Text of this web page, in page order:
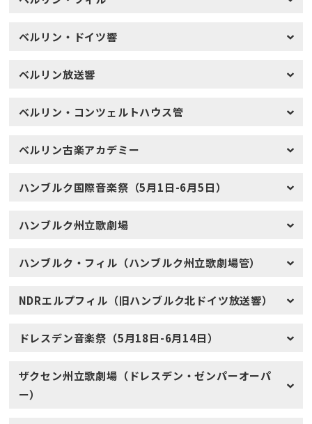
ベルリン・ドイツ響
ベルリン放送響
ベルリン・コンツェルトハウス管
ベルリン古楽アカデミー
ハンブルク国際音楽祭（5月1日-6月5日）
ハンブルク州立歌劇場
ハンブルク・フィル（ハンブルク州立歌劇場管）
NDRエルプフィル（旧ハンブルク北ドイツ放送響）
ドレスデン音楽祭（5月18日-6月14日）
ザクセン州立歌劇場（ドレスデン・ゼンパーオーパ
ー）